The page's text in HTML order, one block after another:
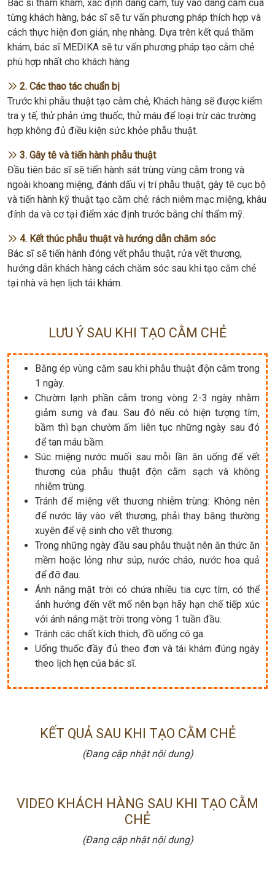
Bác sĩ thăm khám, xác định dáng cằm, tùy vào dáng cằm của
từng khách hàng, bác sĩ sẽ tư vấn phương pháp thích hợp và
cách thực hiện đơn giản, nhẹ nhàng. Dựa trên kết quả thăm
khám, bác sĩ MEDIKA sẽ tư vấn phương pháp tạo cằm chẻ
phù hợp nhất cho khách hàng
2. Các thao tác chuẩn bị
Trước khi phẫu thuật tạo cằm chẻ, Khách hàng sẽ được kiểm
tra y tế, thử phản ứng thuốc, thử máu để loại trừ các trường
hợp không đủ điều kiện sức khỏe phẫu thuật.
3. Gây tê và tiến hành phẫu thuật
Đầu tiên bác sĩ sẽ tiến hành sát trùng vùng cằm trong và
ngoài khoang miệng, đánh dấu vị trí phẫu thuật, gây tê cục bộ
và tiến hành kỹ thuật tạo cằm chẻ: rách niêm mạc miệng, khâu
đính da và cơ tại điểm xác định trước bằng chỉ thẩm mỹ.
4. Kết thúc phẫu thuật và hướng dẫn chăm sóc
Bác sĩ sẽ tiến hành đóng vết phẫu thuật, rửa vết thương,
hướng dẫn khách hàng cách chăm sóc sau khi tạo cằm chẻ
tại nhà và hẹn lịch tái khám.
LƯU Ý SAU KHI TẠO CẰM CHẺ
Băng ép vùng cằm sau khi phẫu thuật độn cằm trong
1 ngày.
Chườm lạnh phần cằm trong vòng 2-3 ngày nhằm
giảm sưng và đau. Sau đó nếu có hiện tượng tím,
bầm thì bạn chườm ấm liên tục những ngày sau đó
để tan máu bầm.
Súc miệng nước muối sau mỗi lần ăn uống để vết
thương của phẫu thuật độn cằm sạch và không
nhiễm trùng.
Tránh để miệng vết thương nhiễm trùng: Không nên
để nước lây vào vết thương, phải thay băng thường
xuyên để vệ sinh cho vết thương.
Trong những ngày đầu sau phẫu thuật nên ăn thức ăn
mềm hoặc lỏng như súp, nước cháo, nước hoa quả
để đỡ đau.
Ánh nắng mặt trời có chứa nhiều tia cực tím, có thể
ảnh hưởng đến vết mổ nên bạn hãy hạn chế tiếp xúc
với ánh nắng mặt trời trong vòng 1 tuần đầu.
Tránh các chất kích thích, đồ uống có ga.
Uống thuốc đầy đủ theo đơn và tái khám đúng ngày
theo lịch hẹn của bác sĩ.
KẾT QUẢ SAU KHI TẠO CẰM CHẺ
(Đang cập nhật nội dung)
VIDEO KHÁCH HÀNG SAU KHI TẠO CẰM
CHẺ
(Đang cập nhật nội dung)